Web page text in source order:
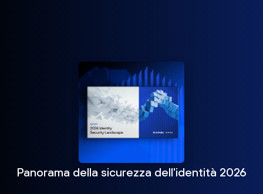
Panorama della sicurezza dell'identità 2026